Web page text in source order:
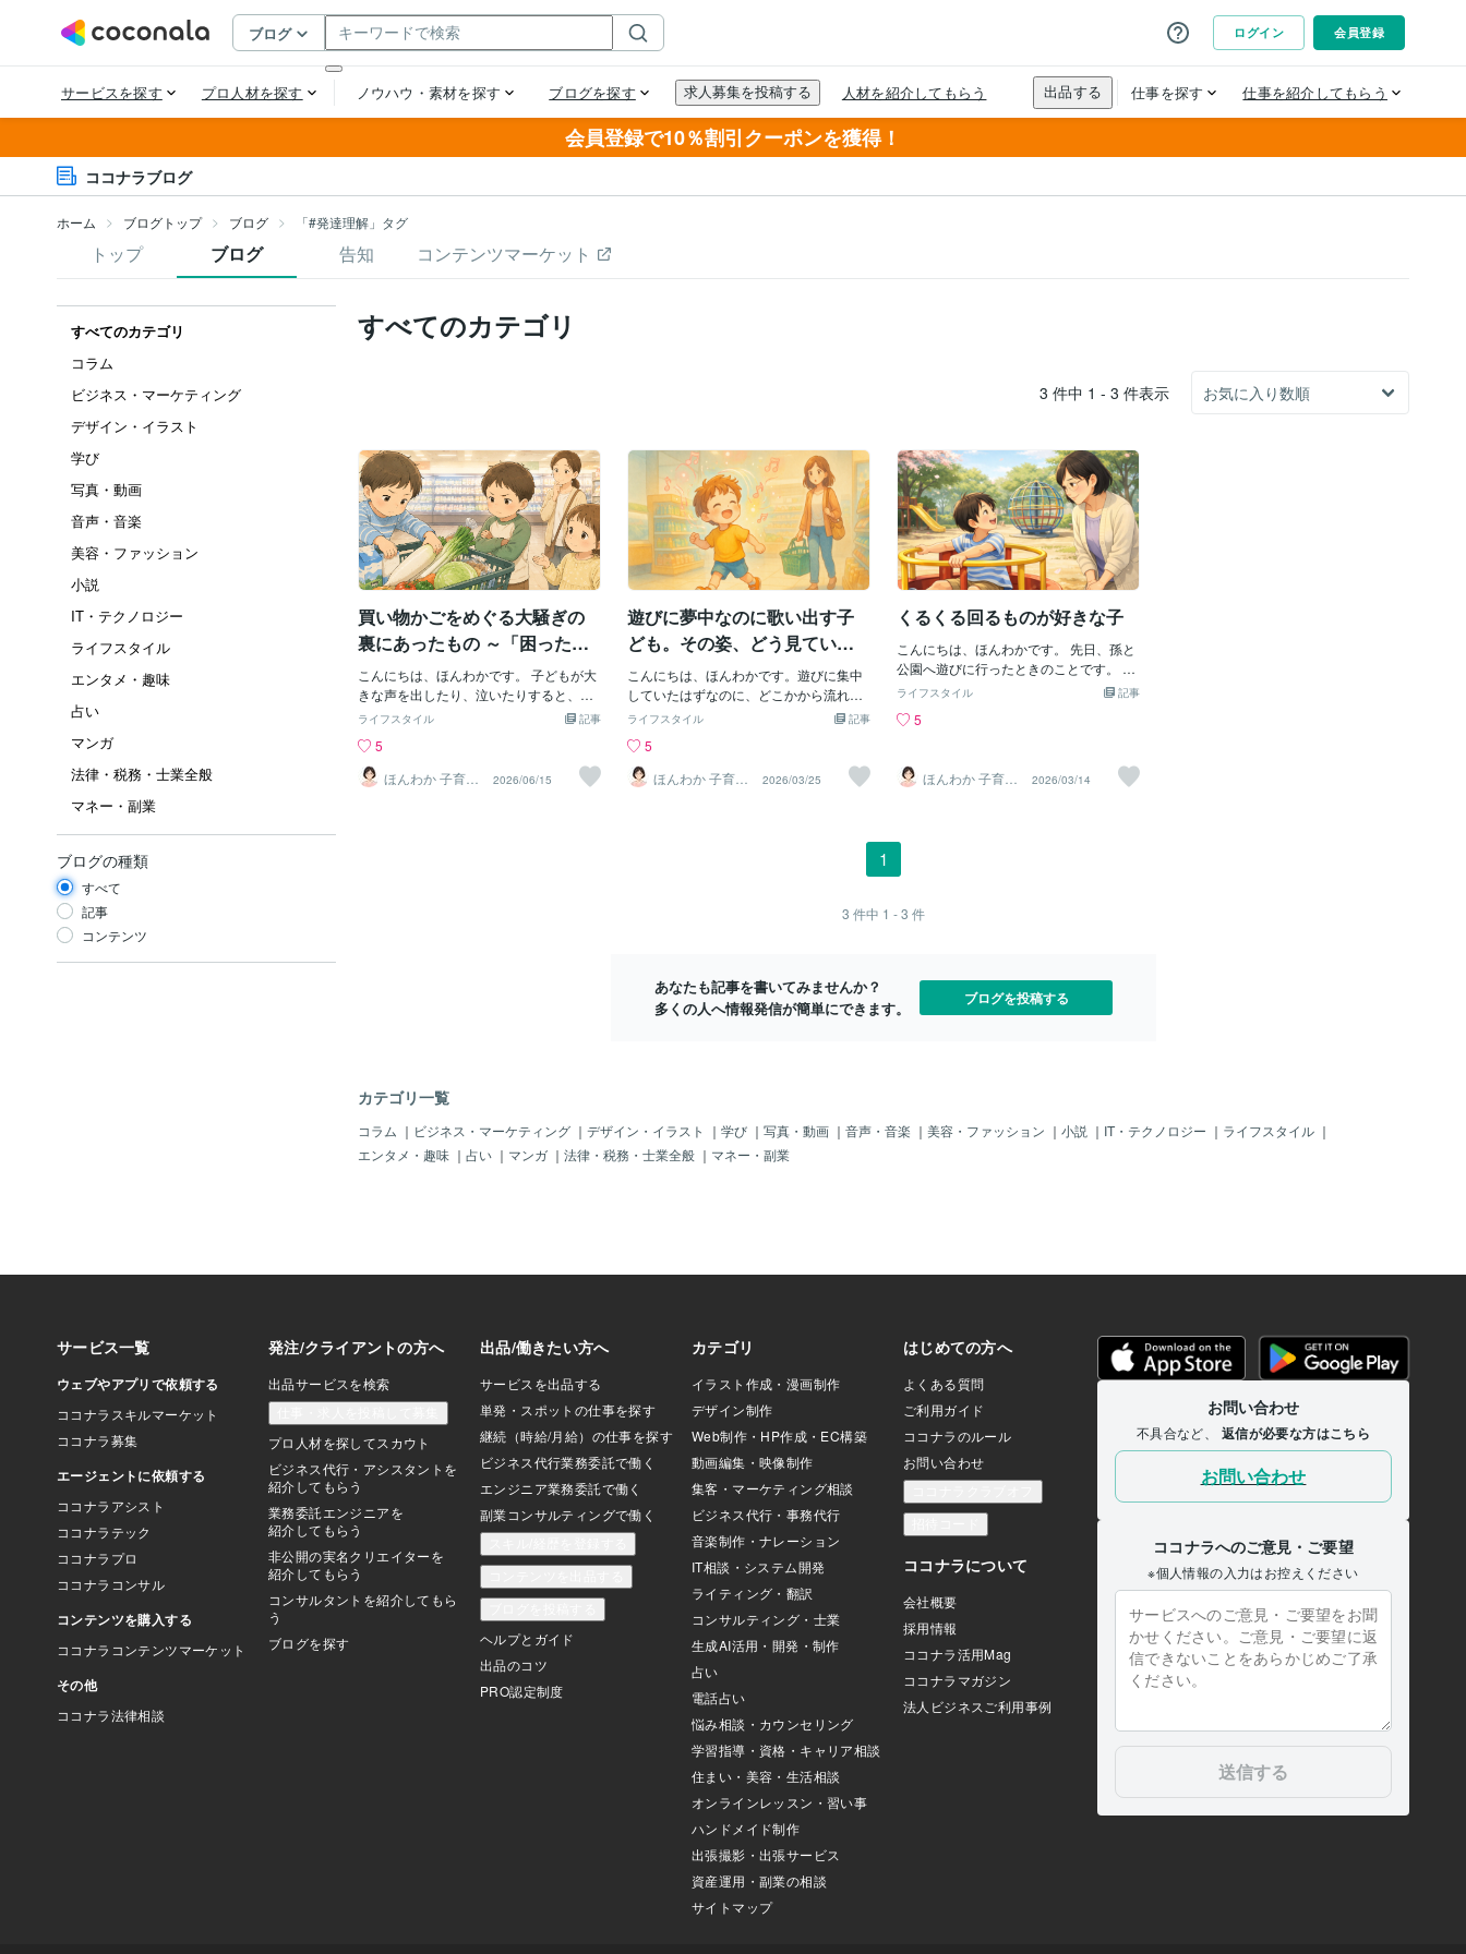
会員登録で10％割引クーポンを獲得！
ココナラブログ
ホーム ブログトップ ブログ 「#発達理解」タグ
トップ ブログ 告知 コンテンツマーケット
すべてのカテゴリ
コラム
ビジネス・マーケティング
デザイン・イラスト
学び
写真・動画
音声・音楽
美容・ファッション
小説
IT・テクノロジー
ライフスタイル
エンタメ・趣味
占い
マンガ
法律・税務・士業全般
マネー・副業
ブログの種類
すべて
記事
コンテンツ
すべてのカテゴリ
3 件中 1 - 3 件表示
買い物かごをめぐる大騒ぎの
裏にあったもの ～「困った行
動」の奥にある気持ち～
こんにちは、ほんわかです。 子どもが大
きな声を出したり、泣いたりすると、周
りの目が気になることがありますよね。
んな出来事がありました。 見えている行
動だけではわからないこと 子どもの行動
には、その子なりの理由があります。 一
た。 子どもたちそれぞれの思い 大人か
ら見ると、小さなことに思えるかもしれ
ません。 でも子どもたちにとっては、と
ても大切なことでした。 自分で入れたこ
とがうれしかった子。 きれいに整えたか
れてしまいました。 気持ちの切り替えも
難しく、あの手この手で関わりました
が、なかなか落ち着くことができません
でした。
記事
ライフスタイル
5
ほんわか 子育て
相談
2026/06/15
遊びに夢中なのに歌い出す子
ども。その姿、どう見ていま
すか？
こんにちは、ほんわかです。遊びに集中
していたはずなのに、どこかから流れて
きた音に反応して、急に歌い出す。「よ
んか。それは「集中していない」のでは
なく、音を感じ取る力が豊かなサインで
す。音に気づく力目の前の遊びだけでな
いることもあります。我が家でのこんな
急に歌い出します。遊びに夢中なときも
同じで、音が聞こえた瞬間に反応して、
ろうと思います。子どもの中ではこんな
気持ち「聞こえた」「この音、知ってい
る」「歌いたい」そんな気持ちが自然に
る、広がりのある集中とも言えます。歌
い出すその姿は、音を感じる力と表現力
が育っている証です。保護者のみなさん
へ「えっ」と思う場面も、見方を変える
とその子の素敵な力が見えてきます
記事
ライフスタイル
5
ほんわか 子育て
相談
2026/03/25
くるくる回るものが好きな子
こんにちは、ほんわかです。 先日、孫と
公園へ遊びに行ったときのことです。 子
どもたちの中には、 くるくる回るものが
機が回るのをじっと見ている ・車のタイ
くる回る ・公園の回る遊具が大好き 大人
から見ると、 「どうしてそんなに回る
間だったりします。 回る動きは、同じリ
て落ち着く子もいます。 回るのが好きな
す。 体のバランスを感じる感覚の受け取
り方が、 子どもによって少し違うことが
あるからです。 大人から見ると不思議に
記事
ライフスタイル
5
ほんわか 子育て
相談
2026/03/14
1
3 件中 1 - 3 件
あなたも記事を書いてみませんか？
多くの人へ情報発信が簡単にできます。
ブログを投稿する
カテゴリ一覧
コラム ｜ ビジネス・マーケティング ｜ デザイン・イラスト ｜ 学び ｜ 写真・動画 ｜ 音声・音楽 ｜ 美容・ファッション ｜ 小説 ｜ IT・テクノロジー ｜ ライフスタイル ｜
エンタメ・趣味 ｜ 占い ｜ マンガ ｜ 法律・税務・士業全般 ｜ マネー・副業